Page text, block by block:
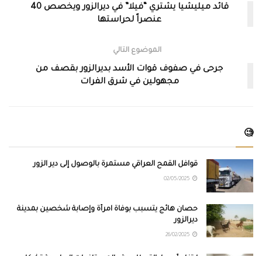
قائد ميليشيا يشتري “فيلا” في ديرالزور ويخصص 40
عنصراً لحراستها
الموضوع التالي
جرحى في صفوف قوات الأسد بديرالزور بقصف من
مجهولين في شرق الفرات
🧐
قوافل القمح العراقي مستمرة بالوصول إلى دير الزور
حصان هائج يتسبب بوفاة امرأة وإصابة شخصين بمدينة
ديرالزور